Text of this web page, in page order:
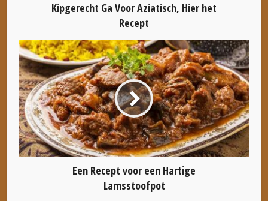
Kipgerecht Ga Voor Aziatisch, Hier het
Recept
Een Recept voor een Hartige
Lamsstoofpot